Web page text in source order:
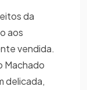
da
aos
vendida.
Machado
delicada,